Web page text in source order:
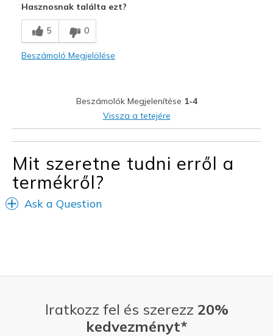
Comfortable
Stylish
Special Occasions
Travel
Width
Feels true to width
Sizing
View On Shoes
Hasznosnak találta ezt?
5 0
Beszámoló Megjelölése
Beszámolók Megjelenítése 1-4
Vissza a tetejére
Mit szeretne tudni erről a
termékről?
Ask a Question
Iratkozz fel és szerezz 20%
kedvezményt*